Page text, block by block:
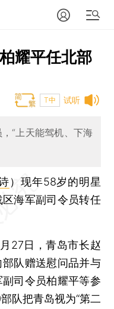
耀平任北部
试听
T中
“上天能驾机、下海
） 现年58岁的明星
海军副司令员转任
27日，青岛市长赵
队赠送慰问品并与
司令员柏耀平等参
队把青岛视为“第二